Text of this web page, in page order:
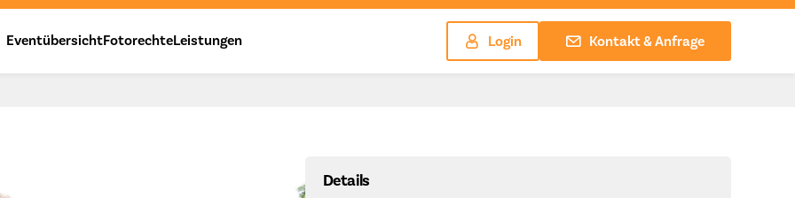
EventübersichtFotorechteLeistungen Login Kontakt & Anfrage
Details